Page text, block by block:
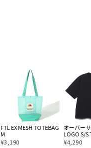
FTL EX MESH TOTEBAG
M
¥3,190
オーバー
LOGO S/S
¥4,290